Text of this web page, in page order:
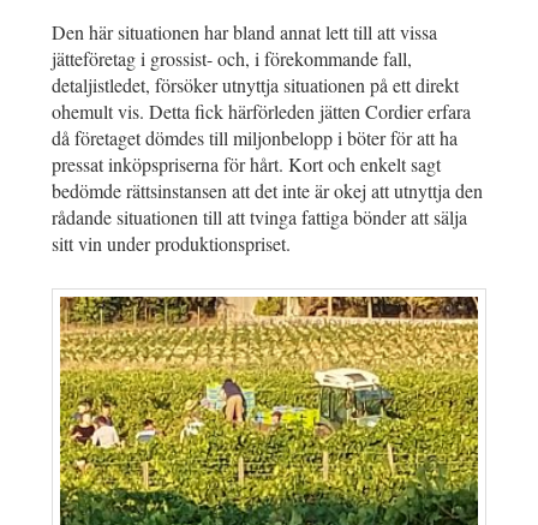
Den här situationen har bland annat lett till att vissa
jätteföretag i grossist- och, i förekommande fall,
detaljistledet, försöker utnyttja situationen på ett direkt
ohemult vis. Detta fick härförleden jätten Cordier erfara
då företaget dömdes till miljonbelopp i böter för att ha
pressat inköpspriserna för hårt. Kort och enkelt sagt
bedömde rättsinstansen att det inte är okej att utnyttja den
rådande situationen till att tvinga fattiga bönder att sälja
sitt vin under produktionspriset.